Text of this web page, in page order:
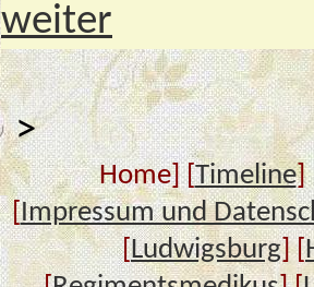
weiter
>
Home] [Timeline]
[Impressum und
[Ludwigsburg] [